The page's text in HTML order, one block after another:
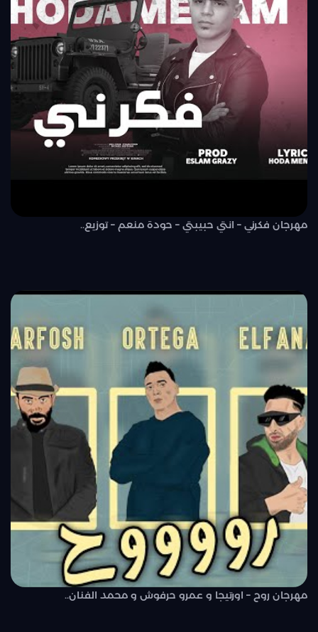
مهرجان فكرني – انتي حبيبتي – حودة منعم – توزيع..
مهرجان روح – اورتيجا و عمرو حرفوش و محمد الفنان..